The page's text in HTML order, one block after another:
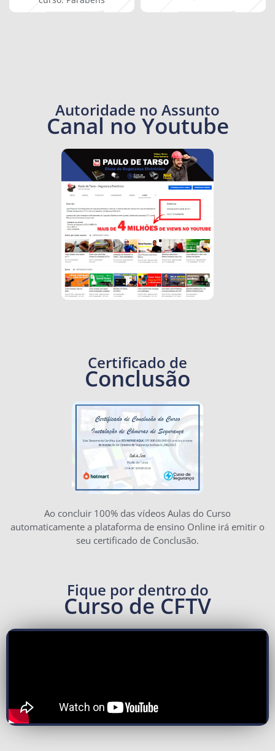
Autoridade no Assunto
Canal no Youtube
Certificado de
Conclusão
Ao concluir 100% das vídeos Aulas do Curso
automaticamente a plataforma de ensino Online irá emitir o
seu certificado de Conclusão.
Fique por dentro do
Curso de CFTV